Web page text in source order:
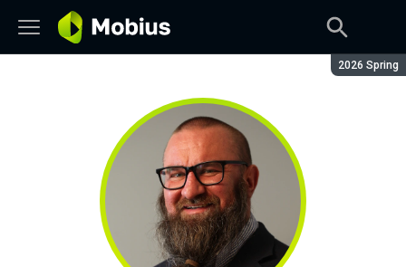
Сезон:
2026 Spring